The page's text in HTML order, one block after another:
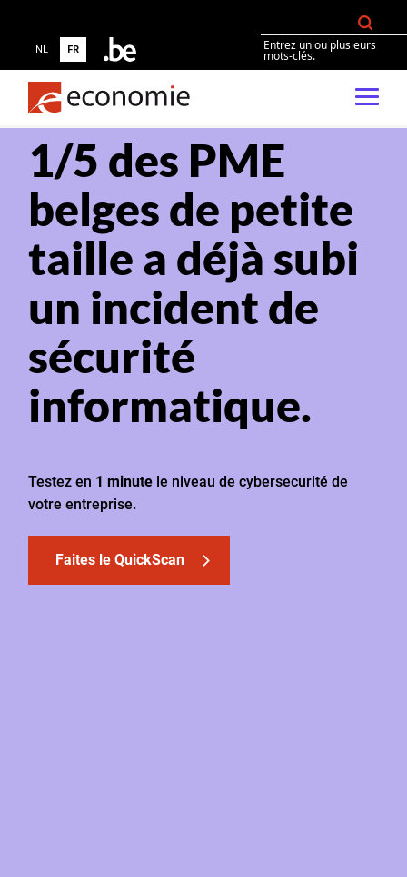
NL FR Entrez un ou plusieurs
mots-clés.
1/5 des PME
belges de petite
taille a déjà subi
un incident de
sécurité
informatique.
Testez en 1 minute le niveau de cybersecurité de
votre entreprise.
Faites le QuickScan